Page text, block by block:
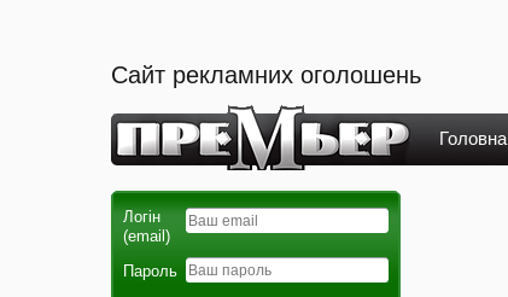
Сайт рекламних оголошень
Головна
Логін
(email)
Пароль